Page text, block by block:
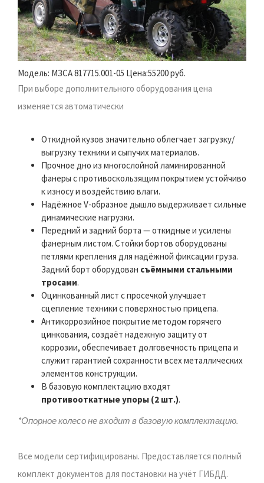
Модель: МЗСА 817715.001-05 Цена:55200 руб.
При выборе дополнительного оборудования цена
изменяется автоматически
Откидной кузов значительно облегчает загрузку/
выгрузку техники и сыпучих материалов.
Прочное дно из многослойной ламинированной
фанеры с противоскользящим покрытием устойчиво
к износу и воздействию влаги.
Надёжное V-образное дышло выдерживает сильные
динамические нагрузки.
Передний и задний борта — откидные и усилены
фанерным листом. Стойки бортов оборудованы
петлями крепления для надёжной фиксации груза.
Задний борт оборудован съёмными стальными
тросами.
Оцинкованный лист с просечкой улучшает
сцепление техники с поверхностью прицепа.
Антикоррозийное покрытие методом горячего
цинкования, создаёт надежную защиту от
коррозии, обеспечивает долговечность прицепа и
служит гарантией сохранности всех металлических
элементов конструкции.
В базовую комплектацию входят
противооткатные упоры (2 шт.).
*Опорное колесо не входит в базовую комплектацию.
Все модели сертифицированы. Предоставляется полный
комплект документов для постановки на учёт ГИБДД.